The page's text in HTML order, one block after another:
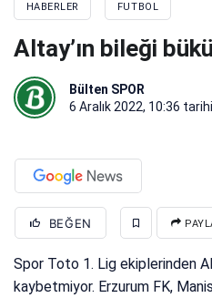
HABERLER FUTBOL
Altay’ın bileği
Bülten SPOR
6 Aralık 2022, 10:36
BEĞEN
Spor Toto 1. Lig ekiplerinden
kaybetmiyor. Erzurum FK,